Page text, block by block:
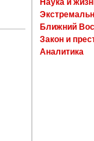
Наука и
Ближний
Закон и
Аналитика